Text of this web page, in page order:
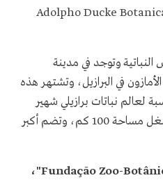
وتوجد في مدينة
في البرازيل، وتشتهر هذه
نباتات برازيلي شهير
بأنها محمية طبيعية جميلة تشغل مساحة 100 كم، وتضم أكبر
Fundação Zoo-"،